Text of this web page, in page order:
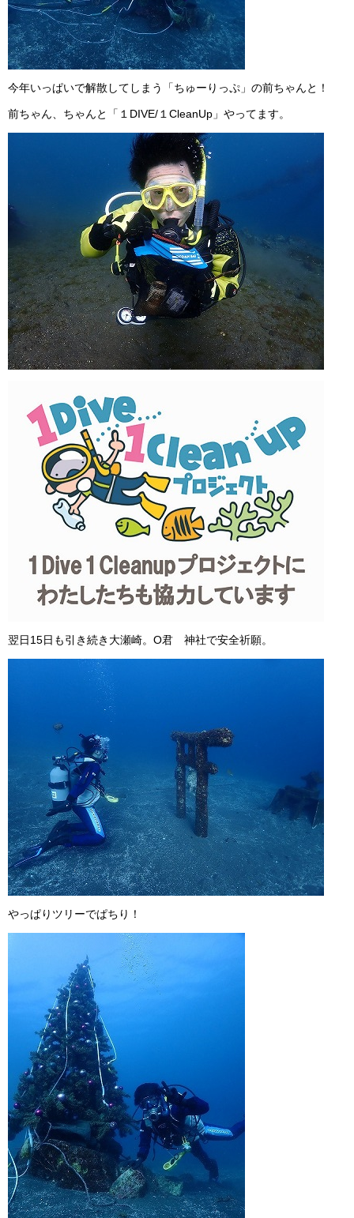
今年いっぱいで解散してしまう「ちゅーりっぷ」の前ちゃんと！
前ちゃん、ちゃんと「１DIVE/１CleanUp」やってます。
翌日15日も引き続き大瀬崎。О君 神社で安全祈願。
やっぱりツリーでぱちり！